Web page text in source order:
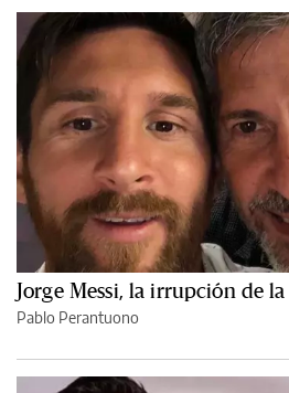
Jorge Messi, la irrupción de
Pablo Perantuono